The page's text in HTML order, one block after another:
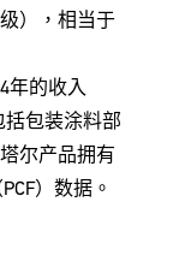
），相当于
年的收入
括包装涂料部
尔产品拥有
）数据。